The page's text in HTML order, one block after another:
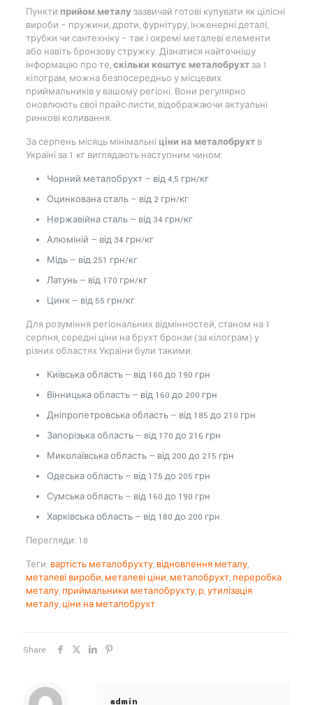
Пункти прийом металу зазвичай готові купувати як цілісні
вироби – пружини, дроти, фурнітуру, інженерні деталі,
трубки чи сантехніку – так і окремі металеві елементи
або навіть бронзову стружку. Дізнатися найточнішу
інформацію про те,скільки коштує металобрухтза 1
кілограм, можна безпосередньо у місцевих
приймальників у вашому регіоні. Вони регулярно
оновлюють свої прайс-листи, відображаючи актуальні
ринкові коливання.
За серпень місяць мінімальні ціни на металобрухтв
Україні за 1 кг виглядають наступним чином:
Чорний металобрухт — від 4,5 грн/кг
Оцинкована сталь — від 2 грн/кг
Нержавійна сталь — від 34 грн/кг
Алюміній — від 34 грн/кг
Мідь — від 251 грн/кг
Латунь — від 170 грн/кг
Цинк — від 55 грн/кг
Для розуміння регіональних відмінностей, станом на 1
серпня, середні ціни на брухт бронзи (за кілограм) у
різних областях України були такими:
Київська область — від 160 до 190 грн
Вінницька область — від 160 до 200 грн
Дніпропетровська область — від 185 до 210 грн
Запорізька область — від 170 до 216 грн
Миколаївська область — від 200 до 215 грн
Одеська область — від 175 до 205 грн
Сумська область — від 160 до 190 грн
Харківська область — від 180 до 200 грн.
Перегляди: 18
Теги: вартість металобрухту, відновлення металу,
металеві вироби, металеві ціни, металобрухт, переробка
металу, приймальники металобрухту, р,утилізація
металу, ціни на металобрухт
Share
admin